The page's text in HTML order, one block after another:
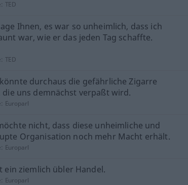
TED
Ihnen, es war so unheimlich, dass ich
war, wie er das jeden Tag schaffte.
TED
durchaus die gefährliche Zigarre
die uns demnächst verpaßt wird.
Europarl
nicht, dass diese unheimliche und
Organisation noch mehr Macht erhält.
Europarl
ein ziemlich übler Handel.
Europarl